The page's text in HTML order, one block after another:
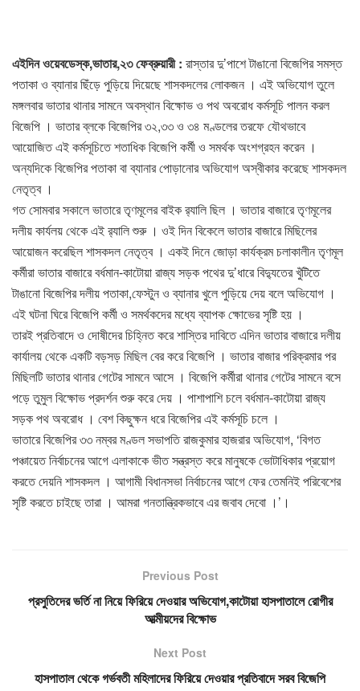
এইদিন ওয়েবডেস্ক,ভাতার,২৩ ফেব্রুয়ারী : রাস্তার দু’পাশে টাঙানো বিজেপির সমস্ত
পতাকা ও ব্যানার ছিঁড়ে পুড়িয়ে দিয়েছে শাসকদলের লোকজন । এই অভিযোগ তুলে
মঙ্গলবার ভাতার থানার সামনে অবস্থান বিক্ষোভ ও পথ অবরোধ কর্মসূচি পালন করল
বিজেপি । ভাতার ব্লকে বিজেপির ৩২,৩৩ ও ৩৪ মণ্ডলের তরফে যৌথভাবে
আয়োজিত এই কর্মসূচিতে শতাধিক বিজেপি কর্মী ও সমর্থক অংশগ্রহন করেন ।
অন্যদিকে বিজেপির পতাকা বা ব্যানার পোড়ানোর অভিযোগ অস্বীকার করেছে শাসকদল
নেতৃত্ব ।
গত সোমবার সকালে ভাতারে তৃণমূলের বাইক র‍্যালি ছিল । ভাতার বাজারে তৃণমূলের
দলীয় কার্যলয় থেকে এই র‍্যালি শুরু । ওই দিন বিকেলে ভাতার বাজারে মিছিলের
আয়োজন করেছিল শাসকদল নেতৃত্ব । একই দিনে জোড়া কার্যক্রম চলাকালীন তৃণমূল
কর্মীরা ভাতার বাজারে বর্ধমান-কাটোয়া রাজ্য সড়ক পথের দু’ধারে বিদ্যুতের খুঁটিতে
টাঙানো বিজেপির দলীয় পতাকা,ফেস্টুন ও ব্যানার খুলে পুড়িয়ে দেয় বলে অভিযোগ ।
এই ঘটনা ঘিরে বিজেপি কর্মী ও সমর্থকদের মধ্যে ব্যাপক ক্ষোভের সৃষ্টি হয় ।
তারই প্রতিবাদে ও দোষীদের চিহ্নিত করে শাস্তির দাবিতে এদিন ভাতার বাজারে দলীয়
কার্যালয় থেকে একটি বড়সড় মিছিল বের করে বিজেপি । ভাতার বাজার পরিক্রমার পর
মিছিলটি ভাতার থানার গেটের সামনে আসে । বিজেপি কর্মীরা থানার গেটের সামনে বসে
পড়ে তুমুল বিক্ষোভ প্রদর্শন শুরু করে দেয় । পাশাপাশি চলে বর্ধমান-কাটোয়া রাজ্য
সড়ক পথ অবরোধ । বেশ কিছুক্ষন ধরে বিজেপির এই কর্মসূচি চলে ।
ভাতারে বিজেপির ৩৩ নম্বর মণ্ডল সভাপতি রাজকুমার হাজরার অভিযোগ, ‘বিগত
পঞ্চায়েত নির্বাচনের আগে এলাকাকে ভীত সন্ত্রস্ত করে মানুষকে ভোটাধিকার প্রয়োগ
করতে দেয়নি শাসকদল । আগামী বিধানসভা নির্বাচনের আগে ফের তেমনিই পরিবেশের
সৃষ্টি করতে চাইছে তারা । আমরা গনতান্ত্রিকভাবে এর জবাব দেবো ।’।
Previous Post
প্রসুতিদের ভর্তি না নিয়ে ফিরিয়ে দেওয়ার অভিযোগ,কাটোয়া হাসপাতালে রোগীর
আত্মীয়দের বিক্ষোভ
Next Post
হাসপাতাল থেকে গর্ভবতী মহিলাদের ফিরিয়ে দেওয়ার প্রতিবাদে সরব বিজেপি